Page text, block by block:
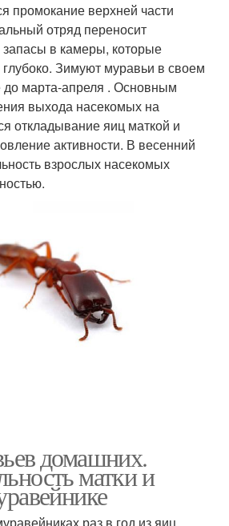
промокание верхней части
отряд переносит
в камеры, которые
Зимуют муравьи в своем
марта-апреля . Основным
выхода насекомых на
откладывание яиц маткой и
активности. В весенний
взрослых насекомых
домашних.
матки и